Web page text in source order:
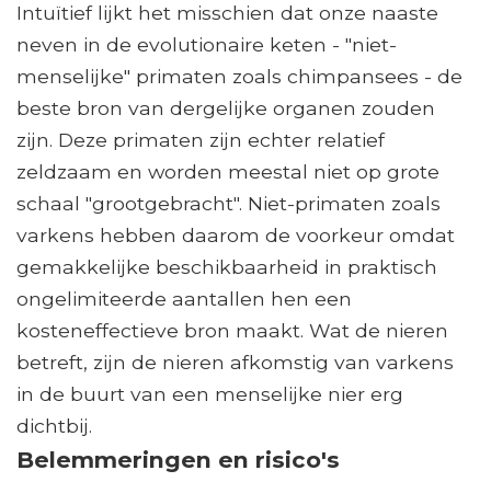
Intuïtief lijkt het misschien dat onze naaste
neven in de evolutionaire keten - "niet-
menselijke" primaten zoals chimpansees - de
beste bron van dergelijke organen zouden
zijn. Deze primaten zijn echter relatief
zeldzaam en worden meestal niet op grote
schaal "grootgebracht". Niet-primaten zoals
varkens hebben daarom de voorkeur omdat
gemakkelijke beschikbaarheid in praktisch
ongelimiteerde aantallen hen een
kosteneffectieve bron maakt. Wat de nieren
betreft, zijn de nieren afkomstig van varkens
in de buurt van een menselijke nier erg
dichtbij.
Belemmeringen en risico's